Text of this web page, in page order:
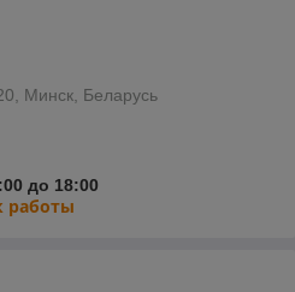
Минск, Беларусь
до 18:00
работы